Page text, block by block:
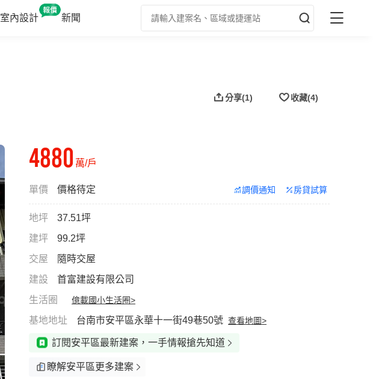
室內設計 新聞
分享(1) 收藏(4)
4880 萬/戶
單價 價格待定 調價通知 房貸試算
地坪
37.51坪
建坪
99.2坪
交屋
隨時交屋
建設
首富建設有限公司
生活圈
億載國小生活圈>
基地地址 台南市安平區永華十一街49巷50號 查看地圖>
訂閱安平區最新建案，一手情報搶先知道
瞭解安平區更多建案